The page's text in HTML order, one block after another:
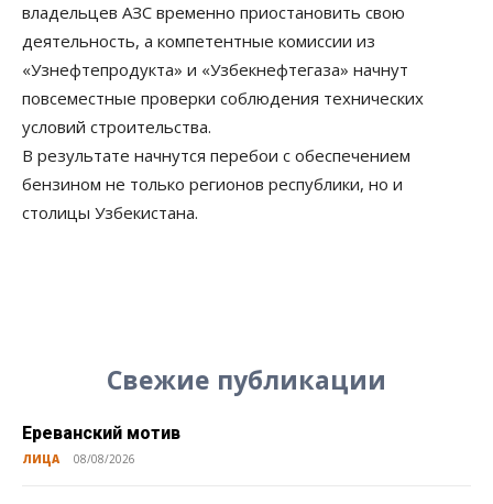
владельцев АЗС временно приостановить свою
деятельность, а компетентные комиссии из
«Узнефтепродукта» и «Узбекнефтегаза» начнут
повсеместные проверки соблюдения технических
условий строительства.
В результате начнутся перебои с обеспечением
бензином не только регионов республики, но и
столицы Узбекистана.
Свежие публикации
Ереванский мотив
ЛИЦА 08/08/2026